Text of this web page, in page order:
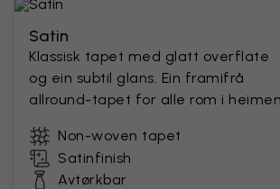
Satin
Klassisk tapet med glatt overflate
og ein subtil glans. Ein framifrå
allround-tapet for alle rom i
Non-woven tapet
Satinfinish
Avtørkbar